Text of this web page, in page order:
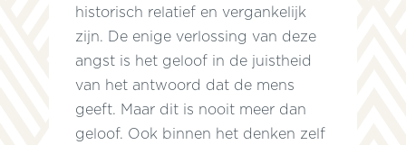
historisch relatief en vergankelijk
zijn. De enige verlossing van deze
angst is het geloof in de juistheid
van het antwoord dat de mens
geeft. Maar dit is nooit meer dan
geloof. Ook binnen het denken zelf